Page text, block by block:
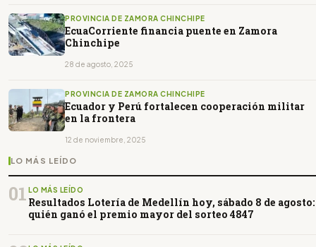
PROVINCIA DE ZAMORA CHINCHIPE
EcuaCorriente financia puente en Zamora
Chinchipe
28 de agosto, 2025
PROVINCIA DE ZAMORA CHINCHIPE
Ecuador y Perú fortalecen cooperación militar
en la frontera
12 de noviembre, 2025
LO MÁS LEÍDO
01 LO MÁS LEÍDO
Resultados Lotería de Medellín hoy, sábado 8 de agosto:
quién ganó el premio mayor del sorteo 4847